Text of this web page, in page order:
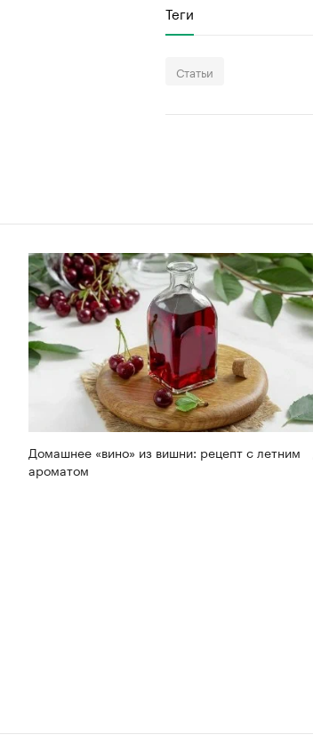
Теги
Статьи
Домашнее «вино» из вишни: рецепт с летним
ароматом